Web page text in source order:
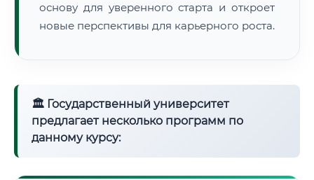
основу для уверенного старта и откроет
новые перспективы для карьерного роста.
🏛 Государственный университет
предлагает несколько программ по
данному курсу: